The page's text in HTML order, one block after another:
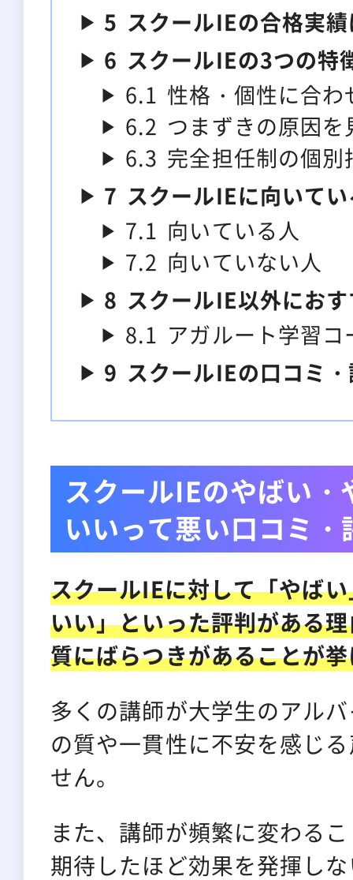
5 スクールIEの合格実
6 スクールIEの3つの特
6.1 性格・個性に合わ
6.2 つまずきの原因を
6.3 完全担任制の個別
7 スクールIEに向いて
7.1 向いている人
7.2 向いていない人
8 スクールIE以外にお
8.1 アガルート学習コ
9 スクールIEの口コミ
スクールIEのやばい・
いいって悪い口コミ
スクールIEに対して「やば
いい」といった評判がある
質にばらつきがあることが
多くの講師が大学生のアル
の質や一貫性に不安を感じ
せん。
また、講師が頻繁に変わる
期待したほど効果を発揮し